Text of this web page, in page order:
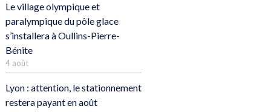
Le village olympique et
paralympique du pôle glace
s’installera à Oullins-Pierre-
Bénite
4 août
Lyon : attention, le stationnement
restera payant en août